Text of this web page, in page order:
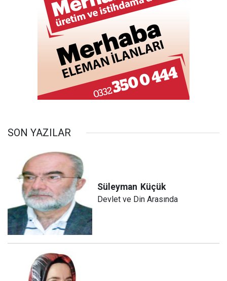
SON YAZILAR
Süleyman Küçük
Devlet ve Din Arasında